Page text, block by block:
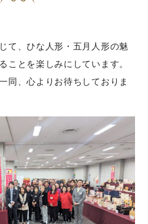
て、ひな人形・五月人形の魅
ことを楽しみにしています。
同、心よりお待ちしておりま